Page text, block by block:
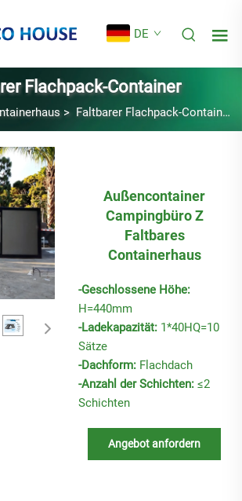
DE
Flachpack-Container
> Faltbarer Flachpack-Container
Außencontainer
Campingbüro Z
Faltbares
Containerhaus
-Geschlossene Höhe:
H=440mm
-Ladekapazität: 1*40HQ=10
Sätze
-Dachform: Flachdach
-Anzahl der Schichten: ≤2
Schichten
Angebot anfordern